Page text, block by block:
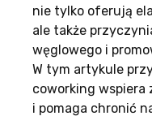
nie tylko oferują
ale także
węglowego i
W tym artykule
coworking wspiera
i pomaga chronić